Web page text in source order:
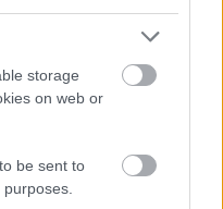
storage
on web or
be sent to